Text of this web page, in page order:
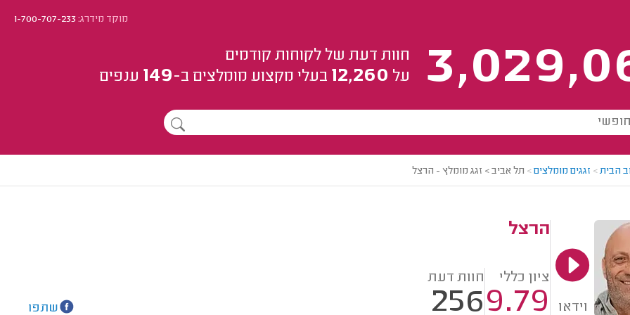
מוקד מידרג:1-700-707-233
חוות דעת של לקוחות קודמים
על 12,260 בעלי מקצוע מומלצים ב-149 ענפים
הבית> זגגים מומלצים> תל אביב > זגג מומלץ - הרצל
וידאו
הרצל
ציון כללי
9.79
חוות דעת
256 שתפו